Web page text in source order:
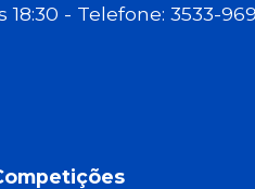
18:30 - Telefone: 3533-